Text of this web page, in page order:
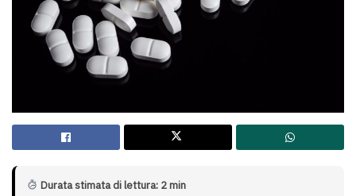
Durata stimata di lettura: 2 min